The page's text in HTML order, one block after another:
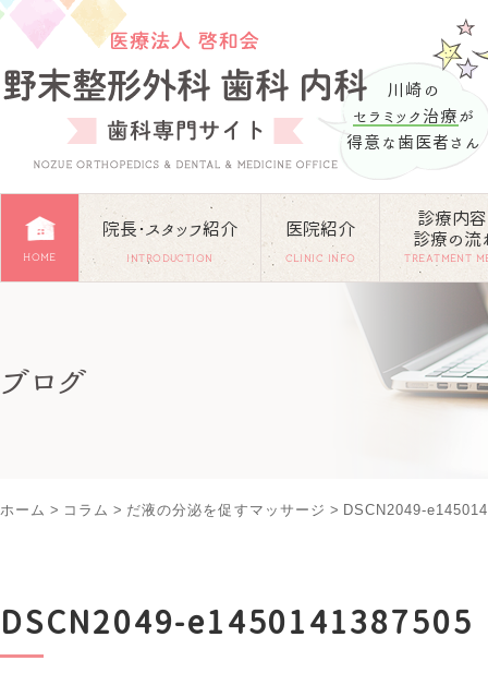
川崎の
セラミック治療 が
得意な歯医者さん
HOME
院長･スタッフ紹介
INTRODUCTION
医院紹介
CLINIC INFO
診療内
診療の流
TREATMENT
ブログ
ホーム > コラム > だ液の分泌を促すマッサージ > DSCN2049-
DSCN2049-e1450141387505